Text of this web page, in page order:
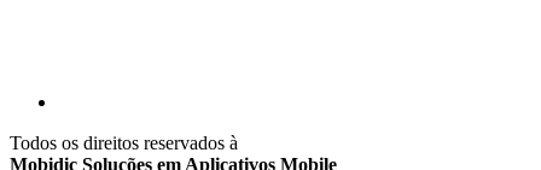
Todos os direitos reservados à
Mobidic Soluções em Aplicativos Mobile